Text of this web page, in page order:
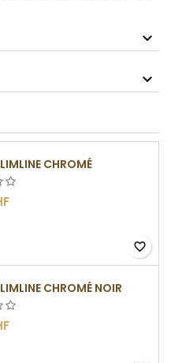
CHROMÉ
favorite_border
CHROMÉ NOIR